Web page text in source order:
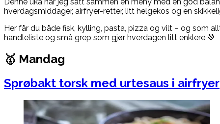
Denne uka har jeg satt sammen en meny med en god
hverdagsmiddager, airfryer-retter, litt helgekos og en
Her får du både fisk, kylling, pasta, pizza og vilt – og som
handleliste og små grep som gjør hverdagen litt enklere 💚
🥇 Mandag
Sprøbakt torsk med urtesaus i airfryer